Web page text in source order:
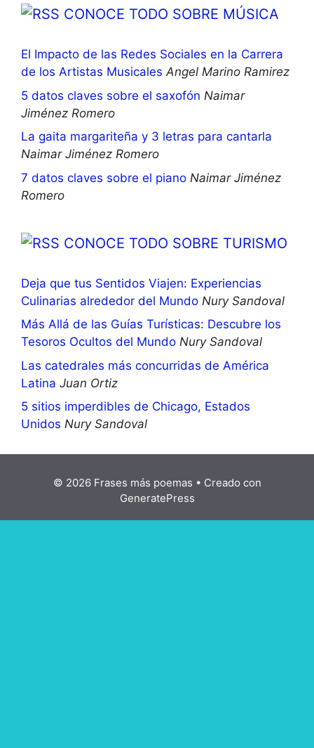
CONOCE TODO SOBRE MÚSICA
El Impacto de las Redes Sociales en la Carrera
de los Artistas Musicales Angel Marino Ramirez
5 datos claves sobre el saxofón Naimar
Jiménez Romero
La gaita margariteña y 3 letras para cantarla
Naimar Jiménez Romero
7 datos claves sobre el piano Naimar Jiménez
Romero
CONOCE TODO SOBRE TURISMO
Deja que tus Sentidos Viajen: Experiencias
Culinarias alrededor del Mundo Nury Sandoval
Más Allá de las Guías Turísticas: Descubre los
Tesoros Ocultos del Mundo Nury Sandoval
Las catedrales más concurridas de América
Latina Juan Ortiz
5 sitios imperdibles de Chicago, Estados
Unidos Nury Sandoval
© 2026 Frases más poemas • Creado con
GeneratePress